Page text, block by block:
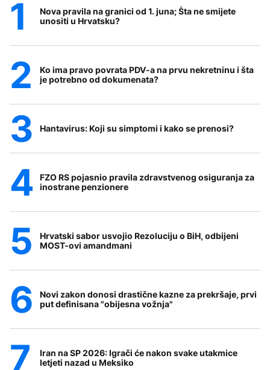
Nova pravila na granici od 1. juna; Šta ne smijete
unositi u Hrvatsku?
Ko ima pravo povrata PDV-a na prvu nekretninu i šta
je potrebno od dokumenata?
Hantavirus: Koji su simptomi i kako se prenosi?
FZO RS pojasnio pravila zdravstvenog osiguranja za
inostrane penzionere
Hrvatski sabor usvojio Rezoluciju o BiH, odbijeni
MOST-ovi amandmani
Novi zakon donosi drastične kazne za prekršaje, prvi
put definisana "obijesna vožnja"
Iran na SP 2026: Igrači će nakon svake utakmice
letjeti nazad u Meksiko